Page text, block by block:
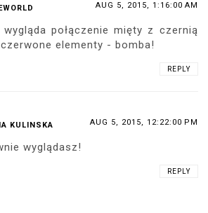
AUG 5, 2015, 1:16:00 AM
wygląda połączenie mięty z czernią
elementy - bomba!
REPLY
KULINSKA AUG 5, 2015, 12:22:00 PM
wyglądasz!
REPLY